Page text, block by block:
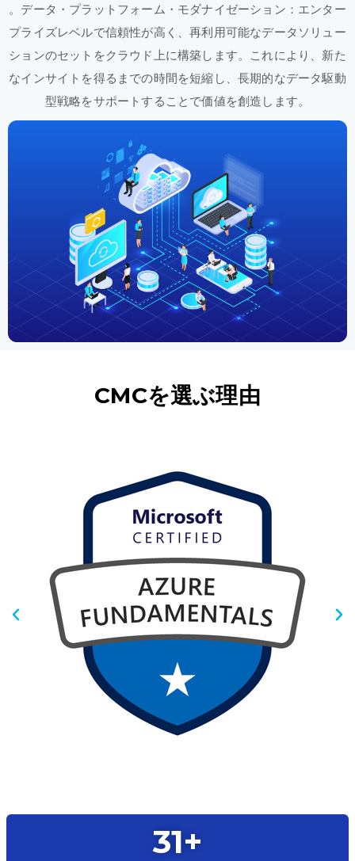
。 データ ・プラットフォーム ・モダナイゼーション ：エンター
プライズレベルで信頼性が高く、再利用可能なデータソリュー
ションのセットをクラウド上に構築します。 これにより、 新た
なインサイトを得るまでの時間を短縮し、 長期的なデータ駆動
型戦略をサポートする ことで価値を創造 します。
CMCを選ぶ理由
31+